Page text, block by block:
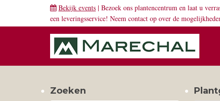
Bekijk events | Bezoek ons plantencentrum en laat u
een leveringsservice! Neem contact op over de
Zoeken